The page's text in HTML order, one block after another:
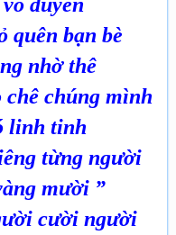
quên bạn bè
nhờ thê
chê chúng mình
linh tinh
từng ng­ười
m­ười ”
c­ười ng­ười